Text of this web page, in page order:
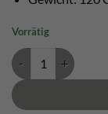
Vorrätig
Metolius Chalk